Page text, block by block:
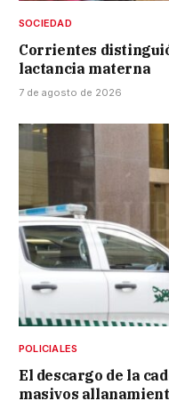
SOCIEDAD
Corrientes
lactancia materna
7 de agosto de 2026
POLICIALES
El descargo de la
masivos